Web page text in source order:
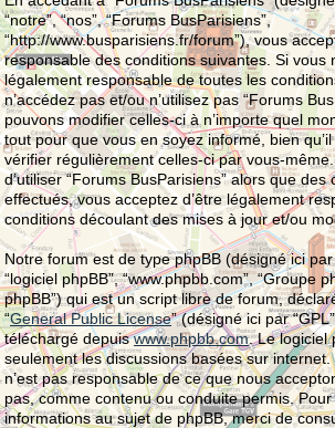
“notre”, “nos”, “Forums BusParisiens”,
“http://www.busparisiens.fr/forum”), vous
responsable des conditions suivantes. Si vous
légalement responsable de toutes les
n’accédez pas et/ou n’utilisez pas “Forums
pouvons modifier celles-ci à n’importe quel
tout pour que vous en soyez informé, bien
vérifier régulièrement celles-ci par vous-
d’utiliser “Forums BusParisiens” alors que
effectués, vous acceptez d’être légalement
conditions découlant des mises à jour et/ou
Notre forum est de type phpBB (désigné ici par
“logiciel phpBB”, “www.phpbb.com”, “Groupe
phpBB”) qui est un script libre de forum,
“General Public License” (désigné ici par
téléchargé depuiswww.phpbb.com. Le logiciel
seulement les discussions basées sur
n’est pas responsable de ce que nous
pas, comme contenu ou conduite permis.
informations au sujet de phpBB, merci de